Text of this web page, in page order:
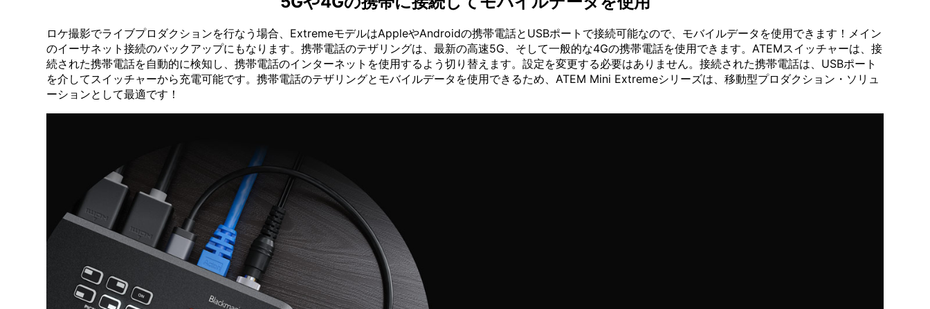
ロケ撮影でライブプロダクションを行なう場合、ExtremeモデルはAppleやAndroidの携帯電話とUSBポートで接続可能なので、モバイルデータを使用できます！メイン
のイーサネット接続のバックアップにもなります。携帯電話のテザリングは、最新の高速5G、そして一般的な4Gの携帯電話を使用できます。ATEMスイッチャーは、接
続された携帯電話を自動的に検知し、携帯電話のインターネットを使用するよう切り替えます。設定を変更する必要はありません。接続された携帯電話は、USBポート
を介してスイッチャーから充電可能です。携帯電話のテザリングとモバイルデータを使用できるため、ATEM Mini Extremeシリーズは、移動型プロダクション・ソリュ
ーションとして最適です！